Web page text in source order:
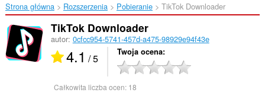
Strona główna Rozszerzenia Pobieranie TikTok Downloader‎
TikTok Downloader
autor: 0cfcc954-5741-457d-a475-98929e94f43e
4.1 / 5 Twoja ocena
Całkowita liczba ocen: 18